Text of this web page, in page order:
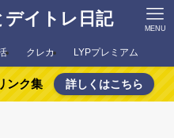
デイトレ日記 MENU
クレカ LYPプレミアム
ンク集 詳しくはこちら